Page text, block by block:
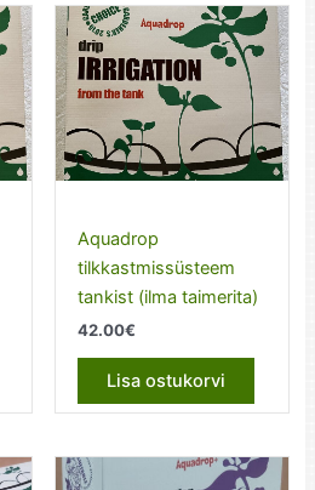
Aquadrop
tilkkastmissüsteem
tankist (ilma taimerita)
42.00€
Lisa ostukorvi